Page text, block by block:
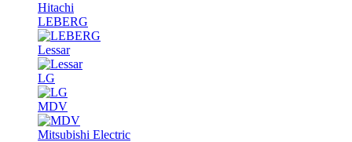
Hitachi
LEBERG
Lessar
LG
MDV
Mitsubishi Electric